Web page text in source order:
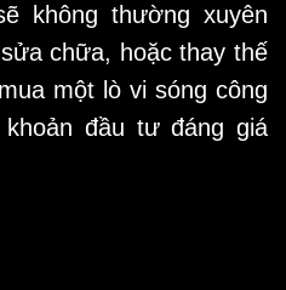
không thường xuyên
chữa, hoặc thay thế
một lò vi sóng công
đầu tư đáng giá